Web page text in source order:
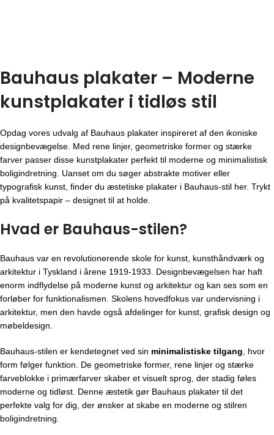
Bauhaus plakater – Moderne
kunstplakater i tidløs stil
Opdag vores udvalg af Bauhaus plakater inspireret af den ikoniske
designbevægelse. Med rene linjer, geometriske former og stærke
farver passer disse kunstplakater perfekt til moderne og minimalistisk
boligindretning. Uanset om du søger abstrakte motiver eller
typografisk kunst, finder du æstetiske plakater i Bauhaus-stil her. Trykt
på kvalitetspapir – designet til at holde.
Hvad er Bauhaus-stilen?
Bauhaus var en revolutionerende skole for kunst, kunsthåndværk og
arkitektur i Tyskland i årene 1919-1933. Designbevægelsen har haft
enorm indflydelse på moderne kunst og arkitektur og kan ses som en
forløber for funktionalismen. Skolens hovedfokus var undervisning i
arkitektur, men den havde også afdelinger for kunst, grafisk design og
møbeldesign.
Bauhaus-stilen er kendetegnet ved sin minimalistiske tilgang , hvor
form følger funktion. De geometriske former, rene linjer og stærke
farveblokke i primærfarver skaber et visuelt sprog, der stadig føles
moderne og tidløst. Denne æstetik gør Bauhaus plakater til det
perfekte valg for dig, der ønsker at skabe en moderne og stilren
boligindretning.